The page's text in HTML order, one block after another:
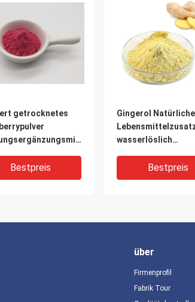
getrocknetes
Bestpreis
Gingerol Natürliche
wasserlöslich
Bestpreis
über
Firmenprofil
Fabrik Tour